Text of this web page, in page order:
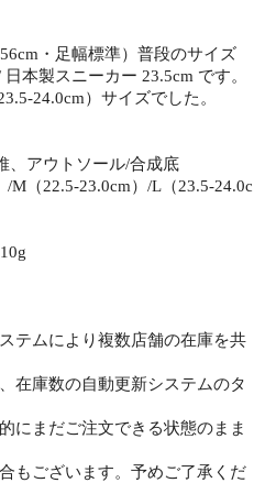
・足幅標準）普段のサイズ
本製スニーカー 23.5cm です。
24.0cm）サイズでした。
、アウトソール/合成底
M（22.5-23.0cm）/L（23.5-24.0c
テムにより複数店舗の在庫を共
在庫数の自動更新システムのタ
にまだご注文できる状態のまま
もございます。予めご了承くだ